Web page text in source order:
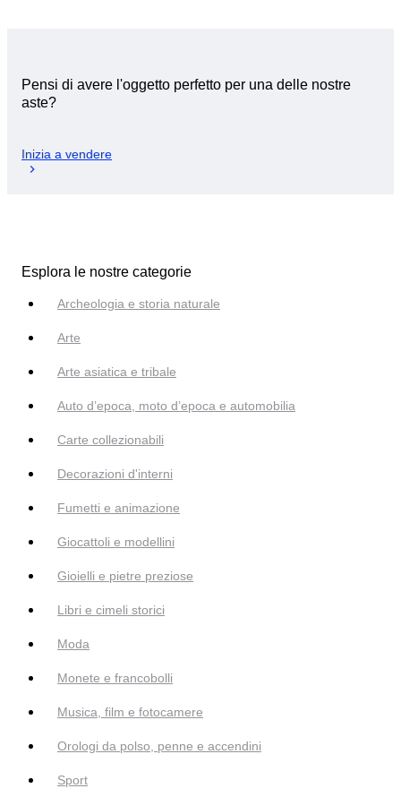
Pensi di avere l'oggetto perfetto per una delle nostre
aste?
Inizia a vendere
Esplora le nostre categorie
Archeologia e storia naturale
Arte
Arte asiatica e tribale
Auto d’epoca, moto d’epoca e automobilia
Carte collezionabili
Decorazioni d'interni
Fumetti e animazione
Giocattoli e modellini
Gioielli e pietre preziose
Libri e cimeli storici
Moda
Monete e francobolli
Musica, film e fotocamere
Orologi da polso, penne e accendini
Sport